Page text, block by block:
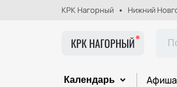
КРК Нагорный Нижний
КРК НАГОРНЫЙ
Календарь Афиша